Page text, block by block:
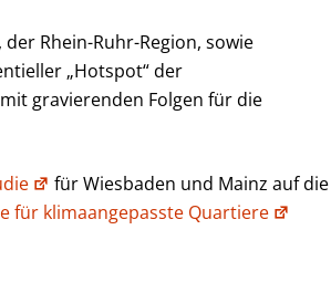
Rhein-Ruhr-Region, sowie
„Hotspot“ der
gravierenden Folgen für die
für Wiesbaden und Mainz auf die
für klimaangepasste Quartiere